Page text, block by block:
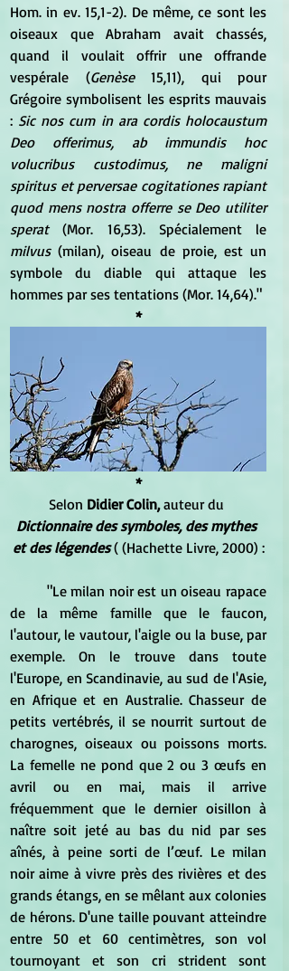
Hom. in ev. 15,1-2). De même, ce sont les
oiseaux que Abraham avait chassés,
quand il voulait offrir une offrande
vespérale (Genèse 15,11), qui pour
Grégoire symbolisent les esprits mauvais
: Sic nos cum in ara cordis holocaustum
Deo offerimus, ab immundis hoc
volucribus custodimus, ne maligni
spiritus et perversae cogitationes rapiant
quod mens nostra offerre se Deo utiliter
sperat
milvus (milan), oiseau de proie, est un
symbole du diable qui attaque les
hommes par ses tentations (Mor. 14,64)."
*
*
Selon Didier Colin, auteur du
Dictionnaire des symboles, des mythes
et des légendes ( (Hachette Livre, 2000) :
de la même famille que le faucon,
l'autour, le vautour, l'aigle ou la buse, par
exemple. On le trouve dans toute
l'Europe, en Scandinavie, au sud de l'Asie,
en Afrique et en Australie. Chasseur de
petits vertébrés, il se nourrit surtout de
charognes, oiseaux ou poissons morts.
La femelle ne pond que 2 ou 3 œufs en
avril ou en mai, mais il arrive
fréquemment que le dernier oisillon à
naître soit jeté au bas du nid par ses
aînés, à peine sorti de l’œuf. Le milan
noir aime à vivre près des rivières et des
grands étangs, en se mêlant aux colonies
de hérons. D'une taille pouvant atteindre
entre 50 et 60 centimètres, son vol
tournoyant et son cri strident sont